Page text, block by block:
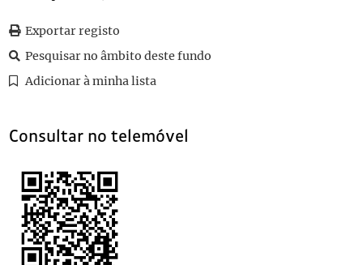
0064
Sem título
0065
Sem título
0067
(...)
Exportar registo
Pesquisar no âmbito deste fundo
Adicionar à minha lista
Consultar no telemóvel